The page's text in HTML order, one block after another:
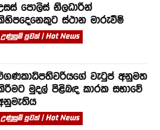
පොලිස් නිලධාරීන්
ස්ථාන මාරුවීම්
උණුසුම් පුවත් | Hot News
වැටුප් අනුමත
මුදල් පිළිබඳ කාරක සභාවේ
උණුසුම් පුවත් | Hot News